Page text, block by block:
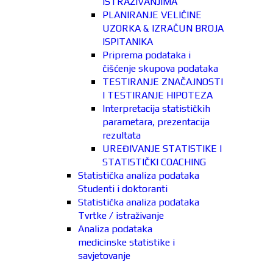
PLANIRANJE VELIČINE
UZORKA & IZRAČUN BROJA
ISPITANIKA
Priprema podataka i
čišćenje skupova podataka
TESTIRANJE ZNAČAJNOSTI
I TESTIRANJE HIPOTEZA
Interpretacija statističkih
parametara, prezentacija
rezultata
UREĐIVANJE STATISTIKE I
STATISTIČKI COACHING
Statistička analiza podataka
Studenti i doktoranti
Statistička analiza podataka
Tvrtke / istraživanje
Analiza podataka
medicinske statistike i
savjetovanje